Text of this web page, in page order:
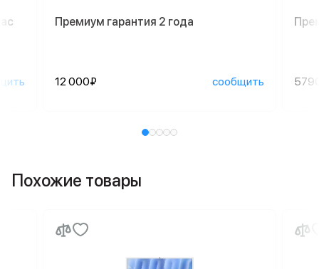
Премиум гарантия 2 года
12 000₽ сообщить
Похожие товары